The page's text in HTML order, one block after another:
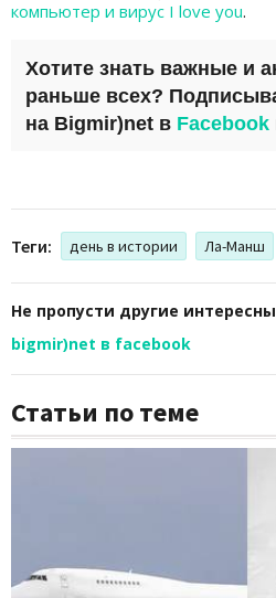
компьютер и вирус I love you.
Хотите знать важные и
раньше всех?
на Bigmir)net в Facebook
Теги: день в истории Ла-Манш
Не пропусти другие
bigmir)net в facebook
Статьи по теме